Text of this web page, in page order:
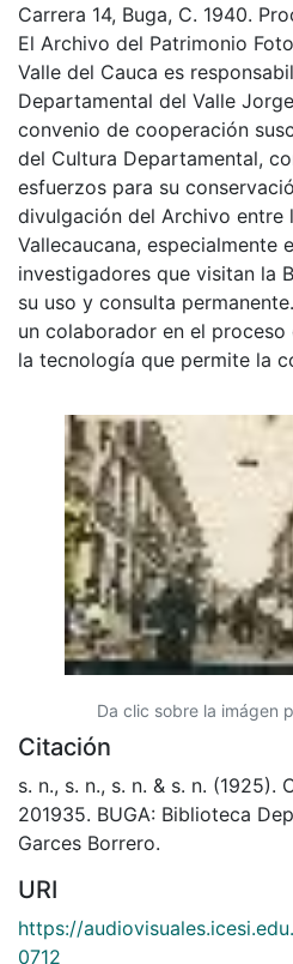
Carrera 14, Buga, C. 1940.
El Archivo del Patrimonio
Valle del Cauca es
Departamental del Valle
convenio de cooperación
del Cultura Departamental,
esfuerzos para su
divulgación del Archivo entre
Vallecaucana, especialmente
investigadores que visitan la
su uso y consulta
un colaborador en el
la tecnología que permite la
Da clic sobre la imágen
Citación
s. n., s. n., s. n. & s. n. (1925).
201935. BUGA: Biblioteca
Garces Borrero.
URI
https://
0712